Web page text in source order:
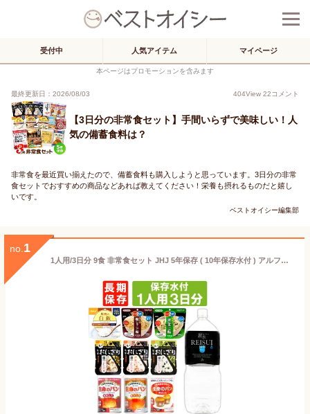
受付中 人気アイテム マイページ
本ページはプロモーションを含みます
最終更新日：2026/08/03 404View 22コメント
【3日分の非常食セット】手間いらずで美味しい！人
気の備蓄食料は？
非常食を最近買い揃えたので、備蓄食料も購入しようと思っています。3日分の非常
食セットでおすすめの商品などあれば教えてください！栄養も摂れるものだと嬉し
いです。
ベストオイシー編集部
no. 1
1人用/3日分 9食 非常食セット JHJ 5年保存 ( 10年保存水付 ) アルファ米 パンの缶詰 1人分 3日間 生きのびる 防災食セット 防災 食品 保存水 長期保存 携帯おにぎり ご飯 お米 保存食セット 防災セット 防災グッズ 災害備蓄